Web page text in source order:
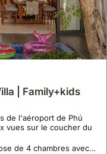
| Family+kids
de l'aéroport de Phú
vues sur le coucher du
de 4 chambres avec